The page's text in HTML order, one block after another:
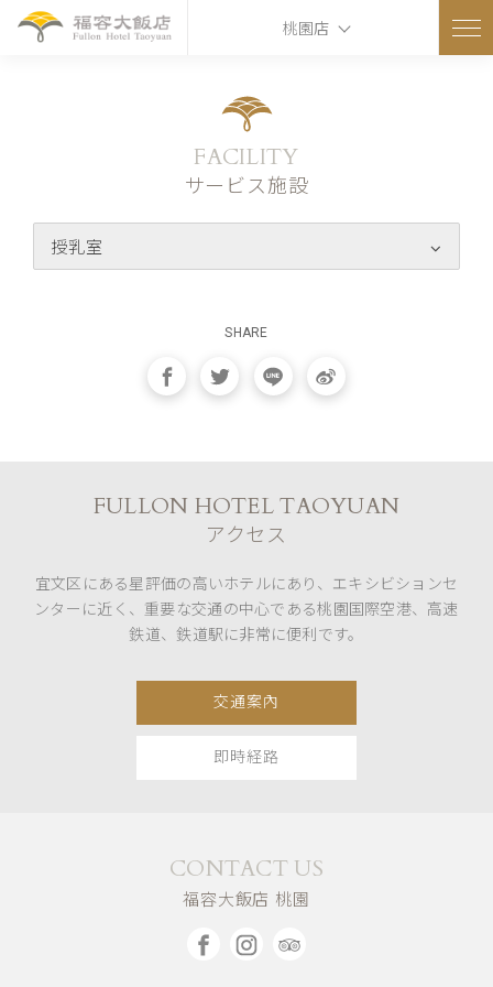
桃園店
FACILITY
サービス施設
授乳室
SHARE
FULLON HOTEL TAOYUAN
アクセス
宜文区にある星評価の高いホテルにあり、エキシビションセ
ンターに近く、重要な交通の中心である桃園国際空港、高速
鉄道、鉄道駅に非常に便利です。
交通案內
即時経路
CONTACT US
福容大飯店 桃園